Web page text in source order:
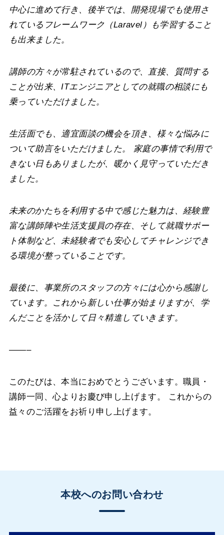
中心に進めて行き、後半では、開発現場でも使用さ
れているフレームワーク（Laravel）も学習すること
も出来ました。
講師の方々が常駐されているので、直接、質問する
ことが出来、ITエンジニアとしての就職の相談にも
乗っていただけました。
生活面でも、適宜面談の機会を頂き、様々な悩みに
ついて助言をいただけました。 家庭の事情で利用で
きない日もありましたが、暖かく見守っていただき
ました。
未来のかたちを利用する中で感じた魅力は、経験豊
富な講師陣や生活支援員の存在、そして就職サポー
ト体制など、未経験者でも安心してチャレンジでき
る環境が整っていることです。
最後に、事業所のスタッフの方々には心から感謝し
ています。これから新しい仕事が始まりますが、学
んだことを活かして日々精進していきます。
——–
このたびは、本当におめでとうございます。職員・
講師一同、心よりお慶び申し上げます。
これからの
益々のご活躍をお祈り申し上げます。
本校へのお問い合わせ